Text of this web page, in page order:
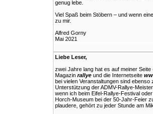
genug lebe.
Viel Spaß beim Stöbern – und wenn
zu mir.
Alfred Gorny
Mai 2021
Liebe Leser,
zwei Jahre lang hat es auf meiner
Magazin rallye und die Internetseite
bei vielen Veranstaltungen sind
Unterstützung der ADMV-Rallye-
wenn ich beim Eifel-Rallye-Festival
Horch-Museum bei der 50-Jahr-Feier
plaudere, gehört zu jeder Stunde am